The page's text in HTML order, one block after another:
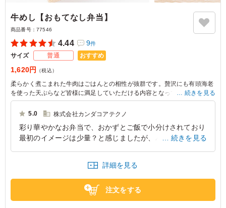
牛めし【おもてなし弁当】
商品番号： 77546
4.44 9件
サイズ 普通 おすすめ
1,620円 （税込）
柔らかく煮こまれた牛肉はごはんとの相性が抜群です。贅沢にも有頭海老
を使った天ぷらなど皆様に満足していただける内容となっております。会
食や大事なお集まりの席にぴったりです。
続きを見る
5.0 株式会社カンダコアテクノ
彩り華やかなお弁当で、おかずとご飯で小分けされており
最初のイメージは少量？と感じましたが、パッケージ内に
東京都北区浮間2026/06/15
続きを見る
詳細を見る
注文をする